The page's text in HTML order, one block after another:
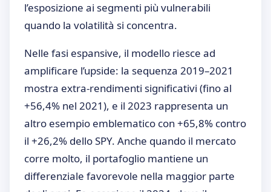
l’esposizione ai segmenti più vulnerabili
quando la volatilità si concentra.
Nelle fasi espansive, il modello riesce ad
amplificare l’upside: la sequenza 2019–2021
mostra extra-rendimenti significativi (fino al
+56,4% nel 2021), e il 2023 rappresenta un
altro esempio emblematico con +65,8% contro
il +26,2% dello SPY. Anche quando il mercato
corre molto, il portafoglio mantiene un
differenziale favorevole nella maggior parte